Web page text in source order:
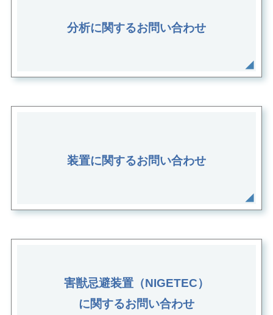
分析に関するお問い合わせ
装置に関するお問い合わせ
害獣忌避装置（NIGETEC）
に関するお問い合わせ